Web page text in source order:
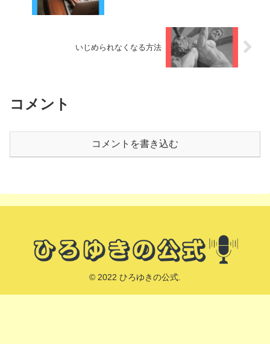
いじめられなくなる方法
コメント
コメントを書き込む
© 2022 ひろゆきの公式.